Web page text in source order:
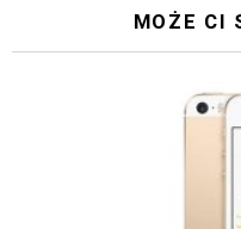
MOŻE CI